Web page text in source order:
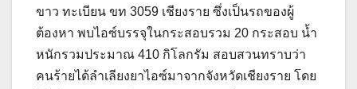
ขาว ทะเบียน ขท 3059 เชียงราย ซึ่งเป็นรถของผู้
ต้องหา พบไอซ์บรรจุในกระสอบรวม 20 กระสอบ น้ำ
หนักรวมประมาณ 410 กิโลกรัม สอบสวนทราบว่า
คนร้ายได้ลำเลียงยาไอซ์มาจากจังหวัดเชียงราย โดย